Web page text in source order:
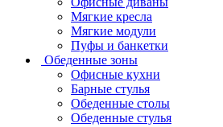
Мягкие кресла
Мягкие модули
Пуфы и банкетки
Обеденные зоны
Офисные кухни
Барные стулья
Обеденные столы
Обеденные стулья